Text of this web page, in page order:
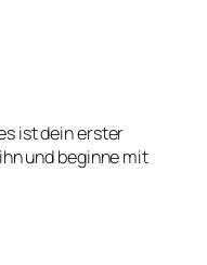
ist dein erster
und beginne mit